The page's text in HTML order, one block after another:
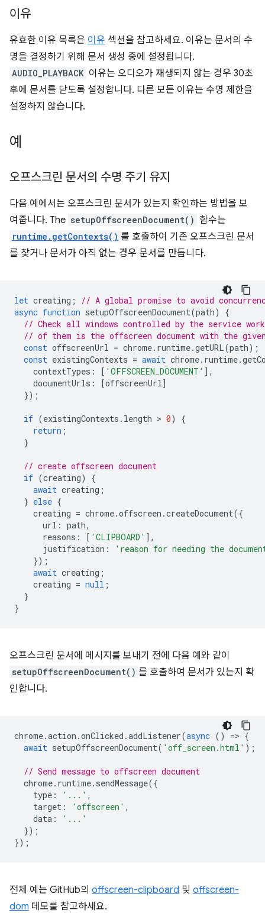
이유
유효한 이유 목록은 이유 섹션을 참고하세요. 이유는 문서의 수
명을 결정하기 위해 문서 생성 중에 설정됩니다.
AUDIO_PLAYBACK 이유는 오디오가 재생되지 않는 경우 30초
후에 문서를 닫도록 설정합니다. 다른 모든 이유는 수명 제한을
설정하지 않습니다.
예
오프스크린 문서의 수명 주기 유지
다음 예에서는 오프스크린 문서가 있는지 확인하는 방법을 보
여줍니다. The setupOffscreenDocument() 함수는
runtime.getContexts() 를 호출하여 기존 오프스크린 문서
를 찾거나 문서가 아직 없는 경우 문서를 만듭니다.
let creating ;
// A global promise to avoid
async function setupOffscreenDocument(path)
{
// Check all windows controlled by the service
// of them is the offscreen document with the
const offscreenUrl = chrome. runtime.getURL(path);
const existingContexts = await chrome. runtime.
contextTypes : [ 'OFFSCREEN_DOCUMENT' ],
documentUrls : [offscreenUrl]
});
if (existingContexts . length > 0)
{
return ;
}
// create offscreen document
if (creating)
{
await creating ;
} else {
creating = chrome.offscreen .createDocument({
url : path,
reasons : [ 'CLIPBOARD' ],
justification :
'reason for needing the
});
await creating ;
creating = null ;
}
}
오프스크린 문서에 메시지를 보내기 전에 다음 예와 같이
setupOffscreenDocument() 를 호출하여 문서가 있는지 확
인합니다.
chrome.action .onClicked .addListener(async () => {
await setupOffscreenDocument( 'off_screen.html' );
// Send message to offscreen document
chrome. runtime. sendMessage({
type : '...' ,
target : 'offscreen' ,
data :
'...'
});
});
전체 예는 GitHub의 offscreen-clipboard 및 offscreen-
dom 데모를 참고하세요.